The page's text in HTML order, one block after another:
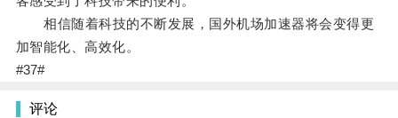
相信随着科技的不断发展，国外机场加速器将会变得更
加智能化、高效化。
#37#
评论